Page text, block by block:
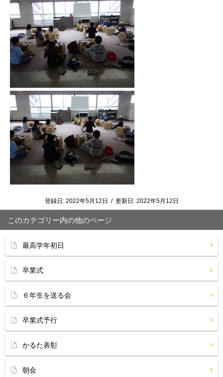
登録日: 2022年5月12日 / 更新日: 2022年5月12日
このカテゴリー内の他のページ
最高学年初日
卒業式
６年生を送る会
卒業式予行
かるた表彰
朝会